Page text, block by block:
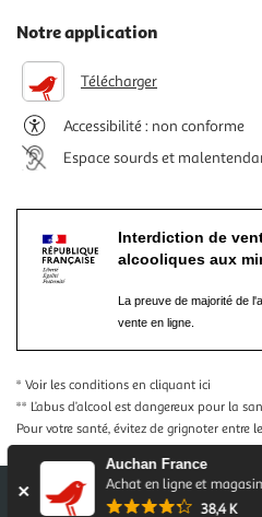
Auchan France
Achat en ligne et magasin
38,4 K
Notre application
Télécharger
Accessibilité : non conforme
Espace sourds et
Interdiction de
alcooliques aux
La preuve de majorité de
vente en ligne.
* Voir les conditions en cliquant ici
** L’abus d’alcool est dangereux pour la
Pour votre santé, évitez de grignoter entre